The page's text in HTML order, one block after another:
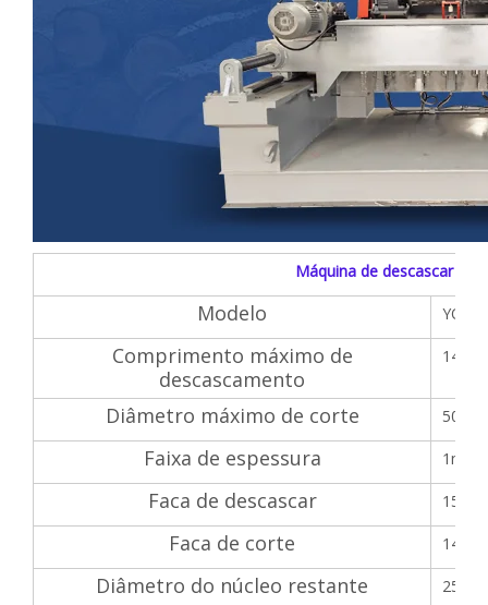
Máquina de descascar
Modelo
Comprimento máximo de
descascamento
1400
Diâmetro máximo de corte
Faixa de espessura
Faca de descascar
Faca de corte
Diâmetro do núcleo restante 25-